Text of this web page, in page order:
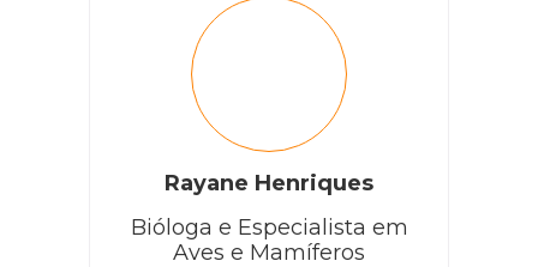
Rayane Henriques
Bióloga e Especialista em
Aves e Mamíferos